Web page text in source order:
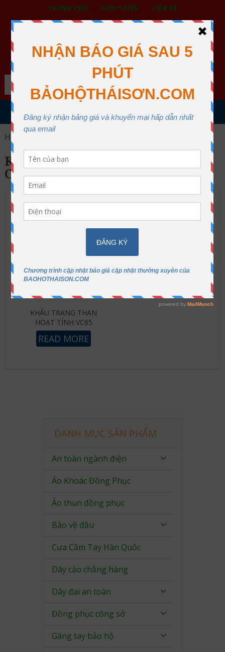
TRANG CHỦ GIỚI THIỆU LIÊN HỆ
BẢO HỘ LAO ĐỘNG THÁI SƠN
XƯỞNG MAY THÁI SƠN QUẬN 12
Search
MENU
Home
KHẨU TRANG BẢO HỘ CAO
CẤP
KHẨU TRANG THAN
HOẠT TÍNH VC65
READ MORE
DANH MỤC SẢN PHẨM
An toàn ngành điện
Áo Khoác Đồng Phục
Áo thun đồng phục
Bảo vệ đầu
Cưa Cầm Tay Hàn Quốc
Dây cảo chằng hàng
Dây đai an toàn
Đồng phục công sở
Găng tay bảo hộ